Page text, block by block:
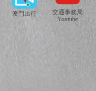
澳門出行
交通事務局
Youtube